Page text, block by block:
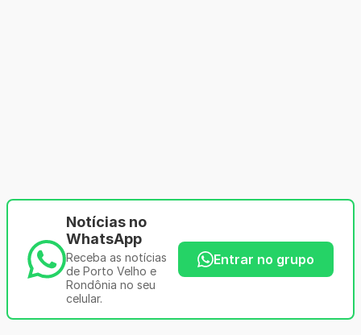
Notícias no
WhatsApp
Receba as notícias
de Porto Velho e
Rondônia no seu
celular.
Entrar no grupo